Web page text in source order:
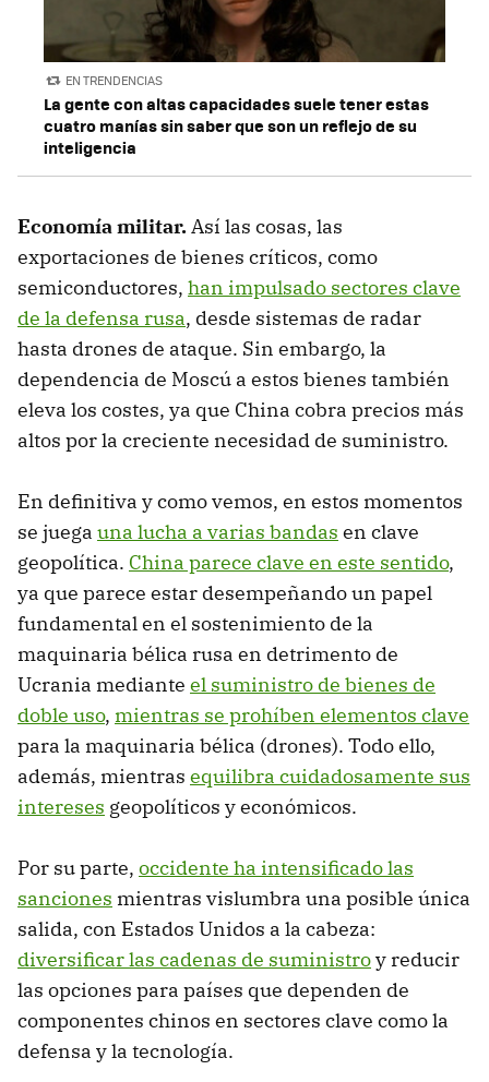
EN TRENDENCIAS
La gente con altas capacidades suele tener estas
cuatro manías sin saber que son un reflejo de su
inteligencia
Economía militar.Así las cosas, las
exportaciones de bienes críticos, como
semiconductores, han impulsado sectores clave
de la defensa rusa, desde sistemas de radar
hasta drones de ataque. Sin embargo, la
dependencia de Moscú a estos bienes también
eleva los costes, ya que China cobra precios más
altos por la creciente necesidad de suministro.
En definitiva y como vemos, en estos momentos
se juega una lucha a varias bandas en clave
geopolítica. China parece clave en este sentido,
ya que parece estar desempeñando un papel
fundamental en el sostenimiento de la
maquinaria bélica rusa en detrimento de
Ucrania mediante el suministro de bienes de
doble uso, mientras se prohíben elementos clave
para la maquinaria bélica (drones). Todo ello,
además, mientras equilibra cuidadosamente sus
intereses geopolíticos y económicos.
Por su parte, occidente ha intensificado las
sanciones mientras vislumbra una posible única
salida, con Estados Unidos a la cabeza:
diversificar las cadenas de suministroy reducir
las opciones para países que dependen de
componentes chinos en sectores clave como la
defensa y la tecnología.